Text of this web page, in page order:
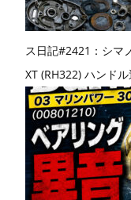
ス日記#2421：シマ
XT (RH322) ハンド